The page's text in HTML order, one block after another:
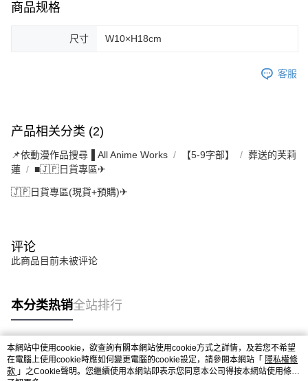
商品规格
尺寸 W10×H18cm
客服
产品相关分类 (2)
📌依動漫作品搜尋▐ All Anime Works 【5-9字部】
葬送的芙莉
蓮
■🇯🇵日貨專區✈
🇯🇵日貨專區(現貨+預購)✈
评论
此商品目前未被评论
本分类热销全站排行
热门标签
本網站中使用cookie，欲查詢有關本網站使用cookie方式之詳情，及若您不希望
在電腦上使用cookie時應如何變更電腦的cookie設定，請參閱本網站「 隱私權條
款 」之Cookie聲明。您繼續使用本網站即表示您同意本公司得按本網站使用條款